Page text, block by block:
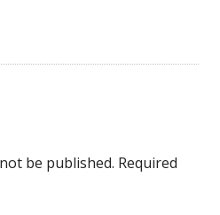
be published. Required